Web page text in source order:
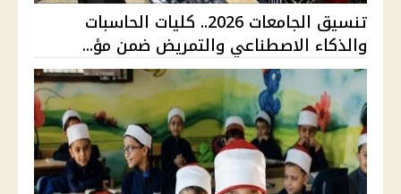
تنسيق الجامعات 2026.. كليات الحاسبات
والذكاء الاصطناعي والتمريض ضمن مؤ...